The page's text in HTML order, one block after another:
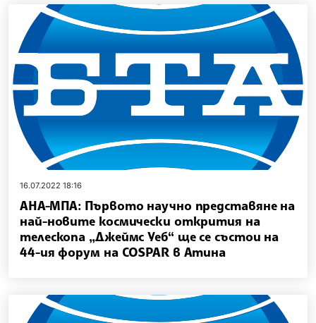
16.07.2022 18:16
АНА-МПА: Първото научно представяне на
най-новите космически открития на
телескопа „Джеймс Уеб“ ще се състои на
44-ия форум на COSPAR в Атина